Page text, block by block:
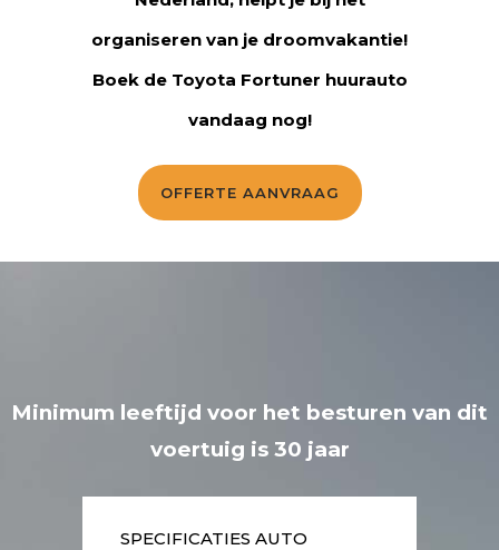
organiseren van je droomvakantie!
Boek de Toyota Fortuner huurauto
vandaag nog!
OFFERTE AANVRAAG
Minimum leeftijd voor het besturen van dit
voertuig is 30 jaar
SPECIFICATIES AUTO